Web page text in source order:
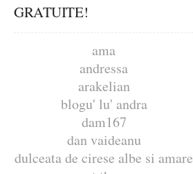
GRATUITE!
ama
andressa
arakelian
blogu' lu' andra
dam167
dan vaideanu
dulceata de cirese albe si amare